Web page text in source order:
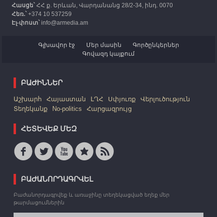
Հասցե՝ՀՀ ք. Երևան, Վարդանանց 28/2-34, ինդ. 0070
Հեռ.՝+374 10 537259
Էլ-փոստ՝info@armedia.am
Գլխավոր էջ Մեր մասին
Գործընկերներ
Գովազդ կայքում
ԲԱԺԻՆՆԵՐ
Աշխարհ Հայաստան ԼՂՀ Սփյուռք
Վերլուծություն
Տեղեկանք
No-politics Հարցազրույց
ՀԵՏԵՎԵՔ ՄԵԶ
ԲԱԺԱՆՈՐԴԱԳՐՎԵԼ
Բաժանորդագրվեք և առաջինը տեղեկացված եղեք մեր
թարմացումներին